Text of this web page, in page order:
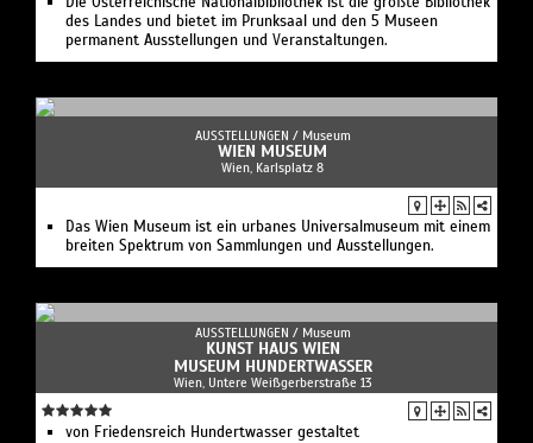
des Landes und bietet im Prunksaal und den 5 Museen
permanent Ausstellungen und Veranstaltungen.
AUSSTELLUNGEN / Museum
WIEN MUSEUM
Wien, Karlsplatz 8
Das Wien Museum ist ein urbanes Universalmuseum mit einem
breiten Spektrum von Sammlungen und Ausstellungen.
AUSSTELLUNGEN / Museum
KUNST HAUS WIEN
MUSEUM HUNDERTWASSER
Wien, Untere Weißgerberstraße 13
von Friedensreich Hundertwasser gestaltet